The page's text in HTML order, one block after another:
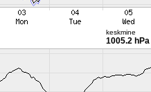
keskmine
1005.2 hPa